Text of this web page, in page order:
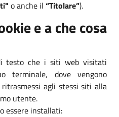
o anche il “Titolare”).
e a che cosa
testo che i siti web visitati
terminale, dove vengono
agli stessi siti alla
utente.
essere installati: